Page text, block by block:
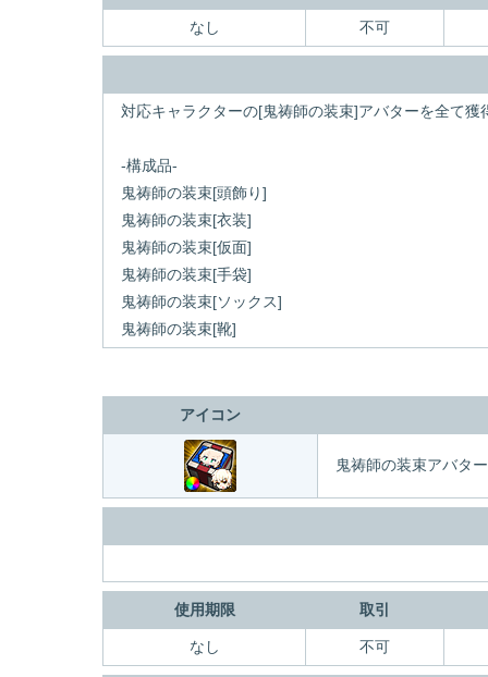
なし 不可
対応キャラクターの[鬼祷師の装束]アバターを全て
-構成品-
鬼祷師の装束[頭飾り]
鬼祷師の装束[衣装]
鬼祷師の装束[仮面]
鬼祷師の装束[手袋]
鬼祷師の装束[ソックス]
鬼祷師の装束[靴]
アイコン
鬼祷師の装束アバタ
使用期限 取引
なし 不可